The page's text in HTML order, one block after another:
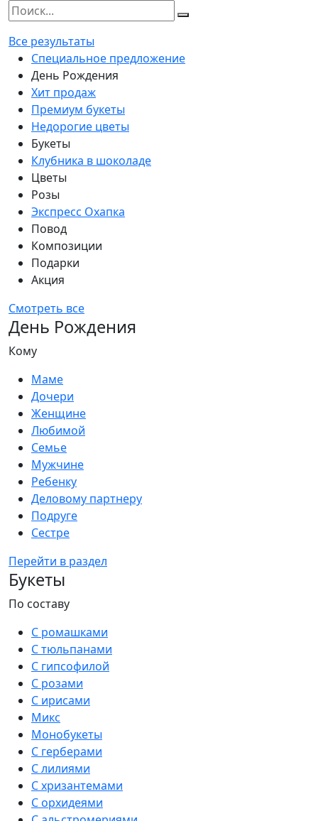
Все результаты
Специальное предложение
День Рождения
Хит продаж
Премиум букеты
Недорогие цветы
Букеты
Клубника в шоколаде
Цветы
Розы
Экспресс Охапка
Повод
Композиции
Подарки
Акция
Смотреть все
День Рождения
Кому
Маме
Дочери
Женщине
Любимой
Семье
Мужчине
Ребенку
Деловому партнеру
Подруге
Сестре
Перейти в раздел
Букеты
По составу
С ромашками
С тюльпанами
С гипсофилой
С розами
С ирисами
Микс
Монобукеты
С герберами
С лилиями
С хризантемами
С орхидеями